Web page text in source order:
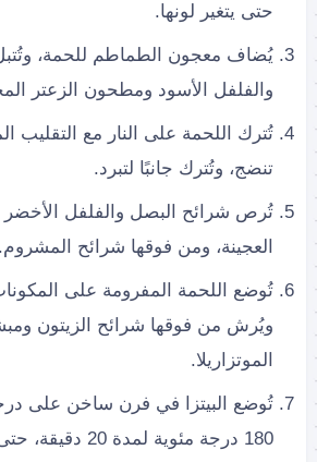
حتى يتغير لونها.
يُضاف معجون الطماطم للحمة،
والفلفل الأسود ومطحون الزعتر
تُترك اللحمة على النار مع التقليب
تنضج، وتُترك جانبًا لتبرد.
تُرص شرائح البصل والفلفل
العجينة، ومن فوقها شرائح المشروم.
تُوضع اللحمة المفرومة على
ويُرش من فوقها شرائح الزيتون
الموتزاريلا.
تُوضع البيتزا في فرن ساخن على
180 درجة مئوية لمدة 20